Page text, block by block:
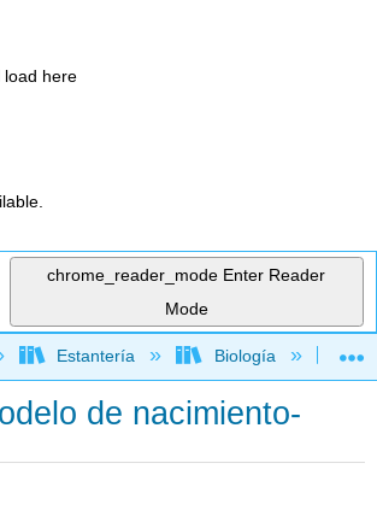
load here
chrome_reader_mode Enter Reader
Mode
jerarquía global
Estantería Biología
de nacimiento-